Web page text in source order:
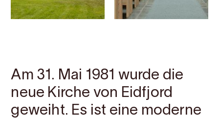
Am 31. Mai 1981 wurde die
neue Kirche von Eidfjord
geweiht. Es ist eine moderne